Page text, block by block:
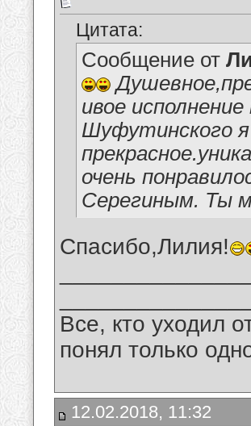
Цитата:
Сообщение от
ивое
Шуфутинского
очень
Серегиным. Ты
Спасибо,Лилия!
Все, кто уходил
понял только
12.02.2018, 11:32